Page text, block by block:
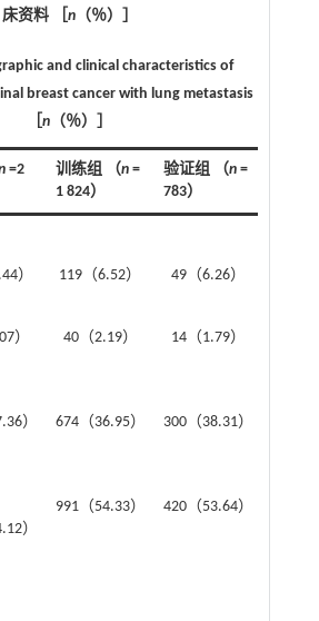
床资料 ［ n（％）］
and clinical characteristics of
breast cancer with lung metastasis
［n （％）］
=2
训练组 （n=
1 824）
验证组 （n=
783）
） 119（6.52） 49（6.26）
） 40（2.19） 14（1.79）
） 674（36.95） 300（38.31）
）
991（54.33） 420（53.64）